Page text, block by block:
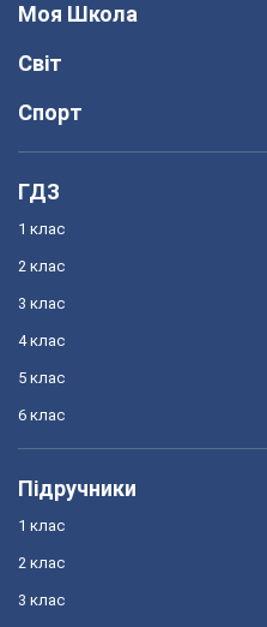
Моя Школа
Світ
Спорт
ГДЗ
1 клас
2 клас
3 клас
4 клас
5 клас
6 клас
Підручники
1 клас
2 клас
3 клас